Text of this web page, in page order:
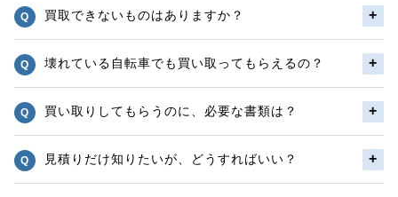
買取できないものはありますか？
壊れている自転車でも買い取ってもらえるの？
買い取りしてもらうのに、必要な書類は？
見積りだけ知りたいが、どうすればいい？